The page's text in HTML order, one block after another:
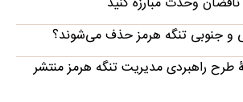
و جنوبی تنگه هرمز حذف می‌شوند؟
طرح راهبردی مدیریت تنگه هرمز منتشر